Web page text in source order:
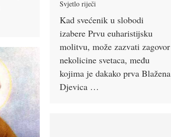
Svjetlo riječi
Kad svećenik u slobodi
izabere Prvu euharistijsku
molitvu, može zazvati zagovor
nekolicine svetaca, među
kojima je dakako prva Blažena
Djevica …